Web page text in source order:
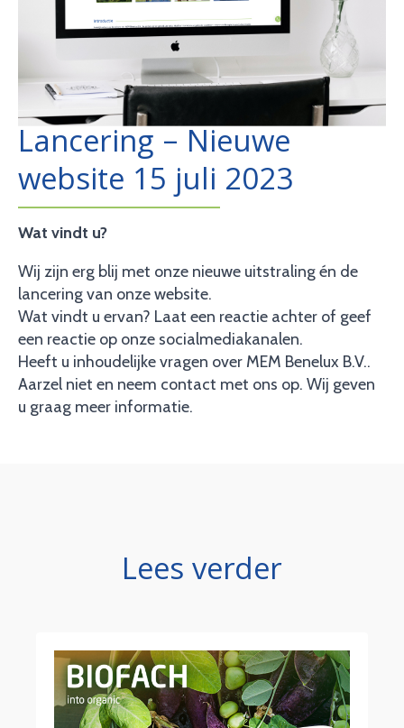
Lancering – Nieuwe
website 15 juli 2023
Wat vindt u?
Wij zijn erg blij met onze nieuwe uitstraling én de
lancering van onze website.
Wat vindt u ervan? Laat een reactie achter of geef
een reactie op onze socialmediakanalen.
Heeft u inhoudelijke vragen over MEM Benelux B.V..
Aarzel niet en neem contact met ons op. Wij geven
u graag meer informatie.
Lees verder